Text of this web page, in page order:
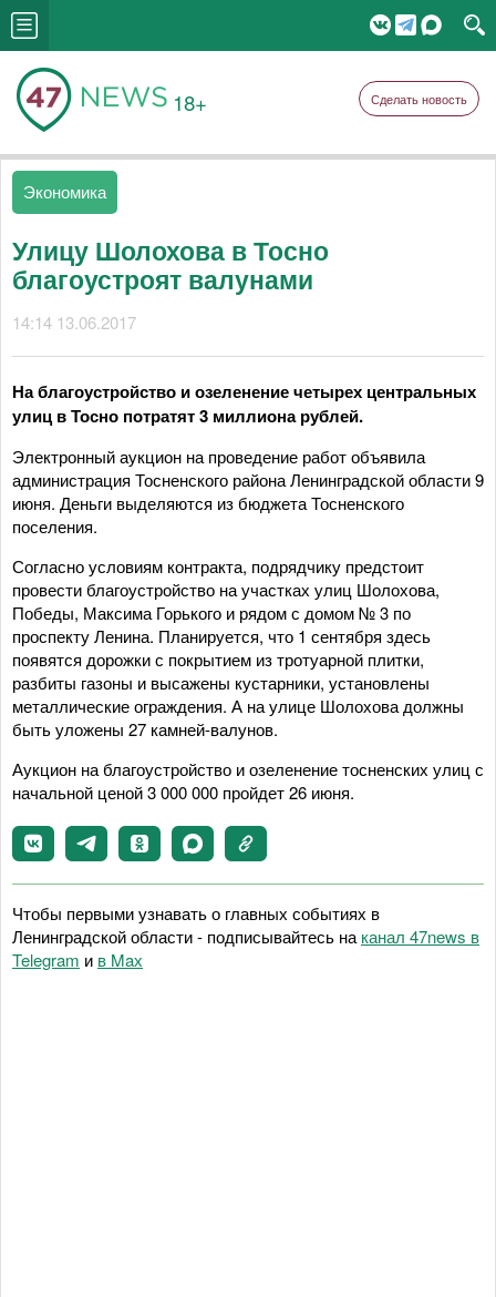
18+ Сделать новость
Экономика
Улицу Шолохова в Тосно
благоустроят валунами
14:14 13.06.2017
На благоустройство и озеленение четырех центральных
улиц в Тосно потратят 3 миллиона рублей.
Электронный аукцион на проведение работ объявила
администрация Тосненского района Ленинградской области 9
июня. Деньги выделяются из бюджета Тосненского
поселения.
Согласно условиям контракта, подрядчику предстоит
провести благоустройство на участках улиц Шолохова,
Победы, Максима Горького и рядом с домом № 3 по
проспекту Ленина. Планируется, что 1 сентября здесь
появятся дорожки с покрытием из тротуарной плитки,
разбиты газоны и высажены кустарники, установлены
металлические ограждения. А на улице Шолохова должны
быть уложены 27 камней-валунов.
Аукцион на благоустройство и озеленение тосненских улиц с
начальной ценой 3 000 000 пройдет 26 июня.
Чтобы первыми узнавать о главных событиях в
Ленинградской области - подписывайтесь на канал 47news в
Telegram и в Maх